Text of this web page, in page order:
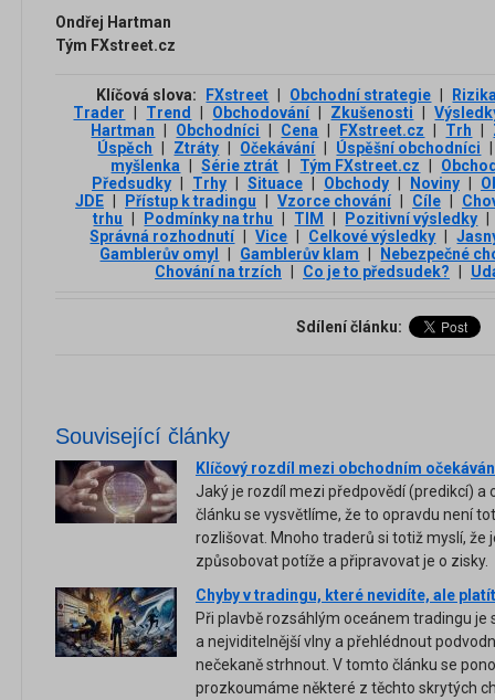
Ondřej Hartman
Tým FXstreet.cz
Klíčová slova: FXstreet | Obchodní strategie |
Trader | Trend | Obchodování | Zkušenosti |
Hartman | Obchodníci | Cena | FXstreet.cz | Trh |
Úspěch | Ztráty | Očekávání | Úspěšní obchodníci |
myšlenka | Série ztrát | Tým FXstreet.cz |
Předsudky | Trhy | Situace | Obchody | Noviny |
JDE | Přístup k tradingu | Vzorce chování | Cíle |
trhu | Podmínky na trhu | TIM | Pozitivní výsledky |
Správná rozhodnutí | Vice | Celkové výsledky |
Gamblerův omyl | Gamblerův klam |
Nebezpečné
Chování na trzích | Co je to předsudek? |
Sdílení článku:
Související články
Klíčový rozdíl mezi obchodním
Jaký je rozdíl mezi předpovědí (predikcí)
článku se vysvětlíme, že to opravdu není
rozlišovat. Mnoho traderů si totiž myslí, že
způsobovat potíže a připravovat je o zisky.
Chyby v tradingu, které nevidíte, ale
Při plavbě rozsáhlým oceánem tradingu je
a nejviditelnější vlny a přehlédnout
nečekaně strhnout. V tomto článku se
prozkoumáme některé z těchto skrytých